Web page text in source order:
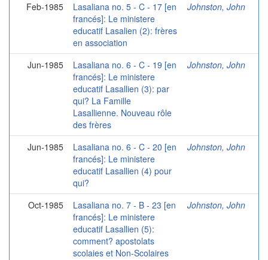
Feb-1985
Lasaliana no. 5 - C - 17 [en
francés]: Le ministere
educatif Lasalien (2): frères
en association
Johnston, John
Jun-1985
Lasaliana no. 6 - C - 19 [en
francés]: Le ministere
educatif Lasallien (3): par
qui? La Famille
Lasallienne. Nouveau rôle
des frères
Johnston, John
Jun-1985
Lasaliana no. 6 - C - 20 [en
francés]: Le ministere
educatif Lasallien (4) pour
qui?
Johnston, John
Oct-1985
Lasaliana no. 7 - B - 23 [en
francés]: Le ministere
educatif Lasallien (5):
comment? apostolats
scolaies et Non-Scolaires
Johnston, John